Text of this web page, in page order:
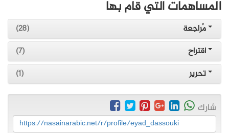
المساهمات التي قام بها
مُراجعة
(28)
اقتراح
(7)
تحرير
(1)
شارك
https://nasainarabic.net/r/profile/eyad_dassouki